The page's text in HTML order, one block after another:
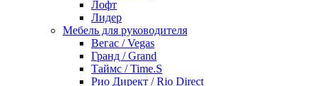
Лофт
Лидер
Мебель для руководителя
Вегас / Vegas
Гранд / Grand
Таймс / Time.S
Рио Директ / Rio Direct